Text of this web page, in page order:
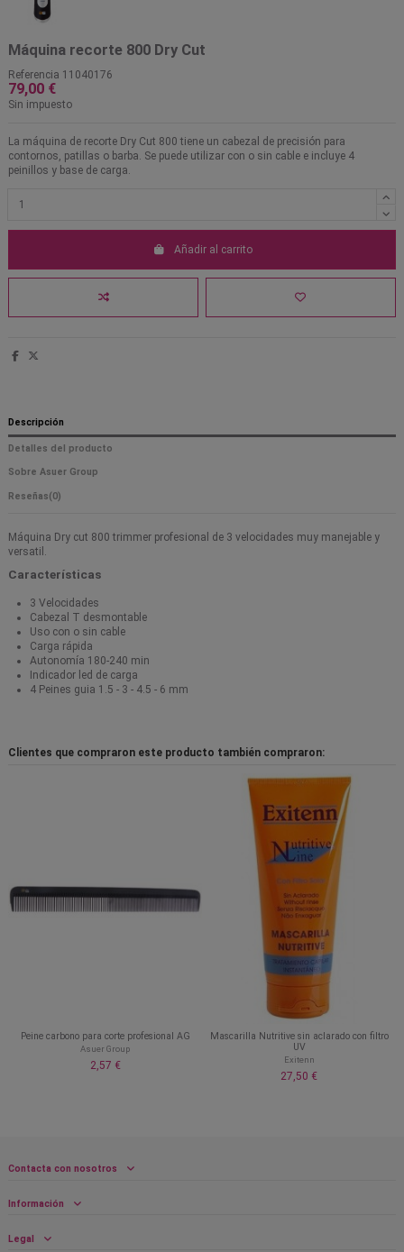
Máquina recorte 800 Dry Cut
Referencia 11040176
79,00 €
Sin impuesto
La máquina de recorte Dry Cut 800 tiene un cabezal de precisión para
contornos, patillas o barba. Se puede utilizar con o sin cable e incluye 4
peinillos y base de carga.
Añadir al carrito
Descripción
Detalles del producto
Sobre Asuer Group
Reseñas(0)
Máquina Dry cut 800 trimmer profesional de 3 velocidades muy manejable y
versatil.
Características
3 Velocidades
Cabezal T desmontable
Uso con o sin cable
Carga rápida
Autonomía 180-240 min
Indicador led de carga
4 Peines guia 1.5 - 3 - 4.5 - 6 mm
Clientes que compraron este producto también compraron:
Peine carbono para corte profesional AG
Asuer Group
2,57 €
Mascarilla Nutritive sin aclarado con filtro
UV
Exitenn
27,50 €
Contacta con nosotros
Información
Legal